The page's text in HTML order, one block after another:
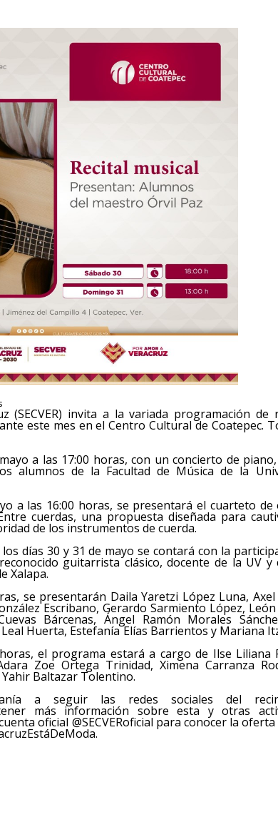
(SECVER) invita a la variada programación de
este mes en el Centro Cultural de Coatepec.
a las 17:00 horas, con un concierto de
alumnos de la Facultad de Música de la
a las 16:00 horas, se presentará el cuarteto de
cuerdas, una propuesta diseñada para
de los instrumentos de cuerda.
días 30 y 31 de mayo se contará con la
guitarrista clásico, docente de la UV y
Xalapa.
se presentarán Daila Yaretzi López Luna,
Escribano, Gerardo Sarmiento López,
Bárcenas, Ángel Ramón Morales
Huerta, Estefanía Elías Barrientos y Mariana
el programa estará a cargo de Ilse Liliana
Zoe Ortega Trinidad, Ximena Carranza
Baltazar Tolentino.
a seguir las redes sociales del
más información sobre esta y otras
oficial @SECVERoficial para conocer la